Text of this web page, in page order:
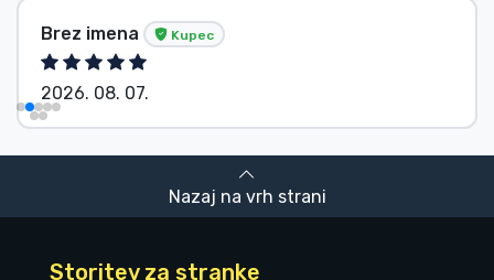
Brez imena Kupec
2026. 08. 07.
Nazaj na vrh strani
Storitev za stranke